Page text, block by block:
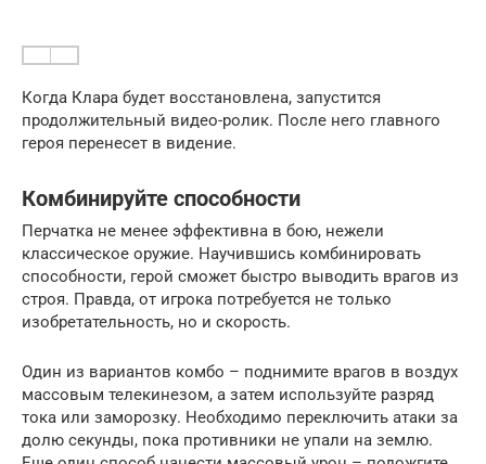
Когда Клара будет восстановлена, запустится
продолжительный видео-ролик. После него главного
героя перенесет в видение.
Комбинируйте способности
Перчатка не менее эффективна в бою, нежели
классическое оружие. Научившись комбинировать
способности, герой сможет быстро выводить врагов из
строя. Правда, от игрока потребуется не только
изобретательность, но и скорость.
Один из вариантов комбо – поднимите врагов в воздух
массовым телекинезом, а затем используйте разряд
тока или заморозку. Необходимо переключить атаки за
долю секунды, пока противники не упали на землю.